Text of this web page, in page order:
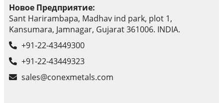
Новое Предприятие:
Sant Harirambapa, Madhav ind park, plot 1,
Kansumara, Jamnagar, Gujarat 361006. INDIA.
+91-22-43449300
+91-22-43449323
sales@conexmetals.com